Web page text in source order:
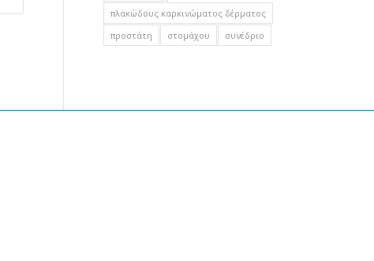
πλακώδους καρκινώματος δέρματος
προστάτη
στομάχου συνέδριο